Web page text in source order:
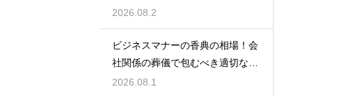
しいマナー
2026.08.2
ビジネスマナーの香典の相場！会
社関係の葬儀で包むべき適切な金
額の目安
2026.08.1